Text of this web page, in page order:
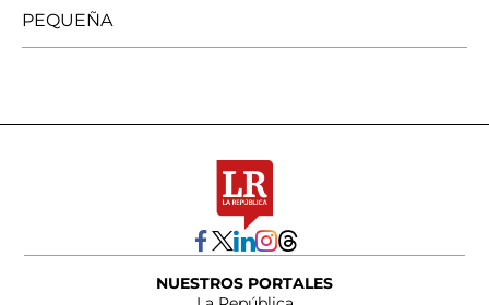
PEQUEÑA
NUESTROS PORTALES